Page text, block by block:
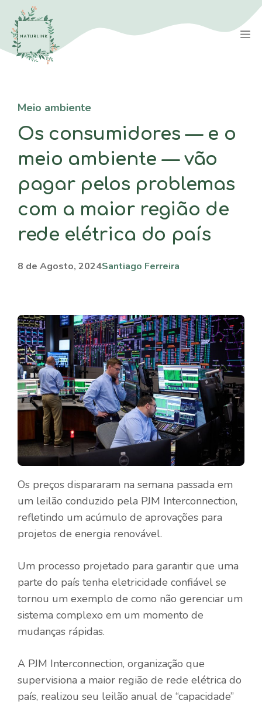
Saltar
para
conteúdo
Meio ambiente
Os consumidores — e o
meio ambiente — vão
pagar pelos problemas
com a maior região de
rede elétrica do país
8 de Agosto, 2024Santiago Ferreira
Os preços dispararam na semana passada em
um leilão conduzido pela PJM Interconnection,
refletindo um acúmulo de aprovações para
projetos de energia renovável.
Um processo projetado para garantir que uma
parte do país tenha eletricidade confiável se
tornou um exemplo de como não gerenciar um
sistema complexo em um momento de
mudanças rápidas.
A PJM Interconnection, organização que
supervisiona a maior região de rede elétrica do
país, realizou seu leilão anual de “capacidade”